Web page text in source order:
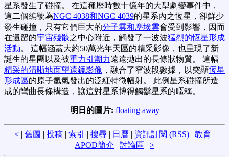
星系發生了碰撞。 在這種歷時數十億年的大型劇變事件中，
這二個編號為NGC 4038和NGC 4039的星系內之恆星，卻鮮少
發生碰撞，只有它們巨大的分子雲和塵埃雲會受到影響，因而
在遺留的宇宙殘骸之中心附近，觸發了一波波猛烈的恆星形成
活動。 這幅涵蓋大約50萬光年天區的精采影像，也呈現了新
誕生的星團以及被重力引潮力遠遠拋出的長條狀物質。 這幅
精采的清晰地面望遠鏡影像 ，融合了窄波段數據，以突顯恆星
形成區的原子氫氣發出的泛紅特徵幅射。 此例星系碰撞所造
成的彎曲長條構造，讓這對星系博得觸鬍星系的暱稱。
明日的圖片: floating away
< | 舊圖 | 投稿 | 索引 | 搜尋 | 日曆 | 資訊訂閱 (RSS) | 教育 |
APOD簡介 | 討論區 | >